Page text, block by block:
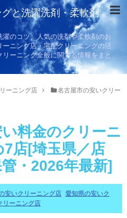
と洗濯洗剤・柔軟剤
のコツ、人気の洗剤や柔軟剤のお
ニング店・宅配クリーニングの活
ーニング全般に関する情報をまと
ーニング店
名古屋市の安いクリー
料金のクリーニ
店[埼玉県／店
・2026年最新]
安いクリーニング店, 愛知県の安いク
リーニング店